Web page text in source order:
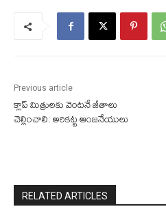
Previous article
క్లాప్ మిత్రులకు వెంటనే జీతాలు
చెల్లించాలి: అరికట్ట ఆంజనేయులు
RELATED ARTICLES